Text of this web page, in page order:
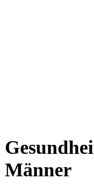
Männer